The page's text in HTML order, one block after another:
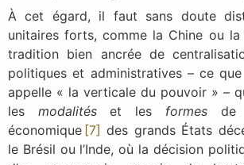
À cet égard, il faut sans doute
unitaires forts, comme la Chine ou la
tradition bien ancrée de
politiques et administratives – ce
appelle « la verticale du pouvoir » –
les modalitéset les formesde
économique [7] des grands États
le Brésil ou l’Inde, où la décision